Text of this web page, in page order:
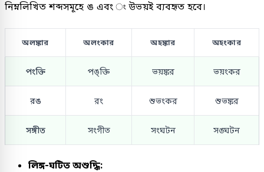
নিম্নলিখিত শব্দসমূহে ঙ এবং ং উভয়ই ব্যবহৃত হবে।
অলঙ্কার অলংকার অহঙ্কার অহংকার
পংক্তি পঙ্ক্তি ভয়ঙ্কর ভয়ংকর
রঙ রং শুভংকর শুভঙ্কর
সঙ্গীত সংগীত সংঘটন সঙ্ঘটন
লিঙ্গ-ঘটিত অশুদ্ধি: